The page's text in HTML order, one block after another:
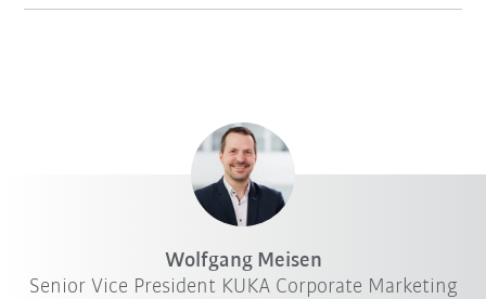
Wolfgang Meisen
Senior Vice President KUKA Corporate Marketing